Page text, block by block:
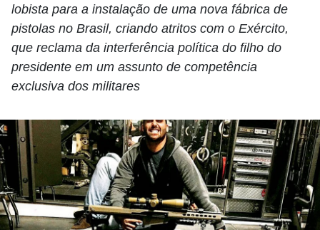
lobista para a instalação de uma nova fábrica de
pistolas no Brasil, criando atritos com o Exército,
que reclama da interferência política do filho do
presidente em um assunto de competência
exclusiva dos militares